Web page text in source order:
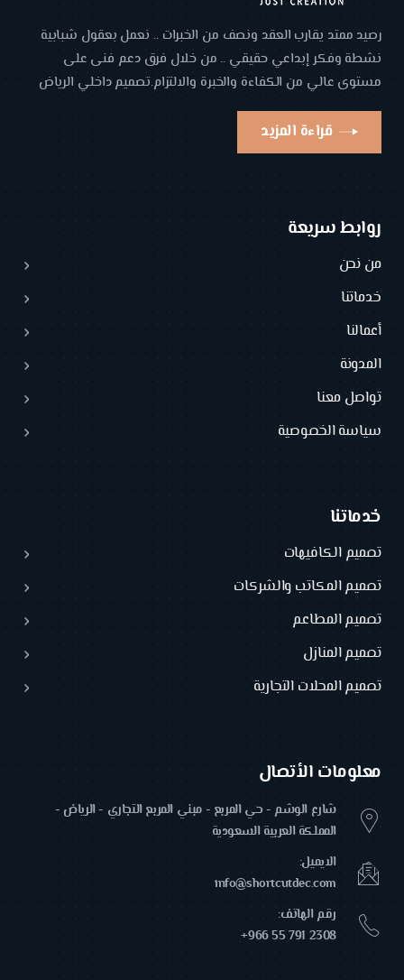
رصيد ممتد يقارب العقد ونصف من الخبرات .. نعمل بعقول شبابية
نشطة وفكر إبداعي حقيقي .. من خلال فرق دعم فنى على
مستوى عالي من الكفاءة والخبرة والالتزام.تصميم داخلي الرياض
قراءة المزيد
روابط سريعة
من نحن
خدماتنا
أعمالنا
المدونة
تواصل معنا
سياسة الخصوصية
خدماتنا
تصميم الكافيهات
تصميم المكاتب والشركات
تصميم المطاعم
تصميم المنازل
تصميم المحلات التجارية
معلومات الأتصال
شارع الوشم - حي المربع - مبني المربع التجاري - الرياض -
المملكة العربية السعودية
الايميل:
info@shortcutdec.com
رقم الهاتف:
+966 55 791 2308